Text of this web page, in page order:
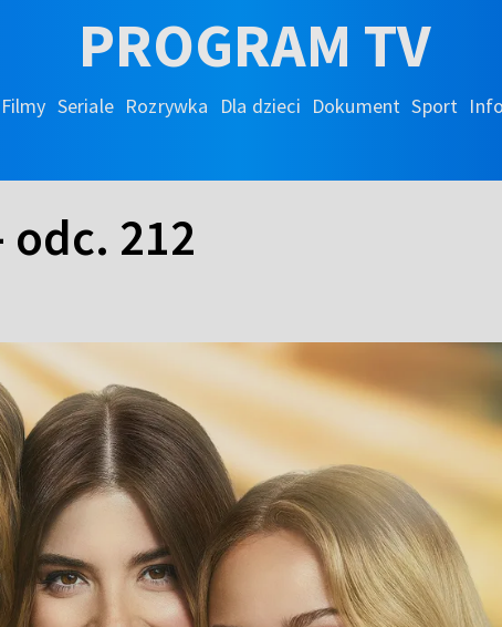
PROGRAM TV
Filmy Seriale Rozrywka Dla dzieci Dokument Sport
odc. 212